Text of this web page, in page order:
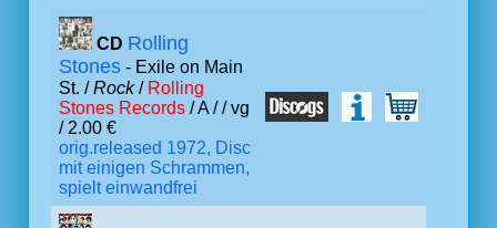
CD Rolling
Stones - Exile on Main
St. /Rock/ Rolling
Stones Records / A // vg
/ 2.00 €
orig.released 1972, Disc
mit einigen Schrammen,
spielt einwandfrei